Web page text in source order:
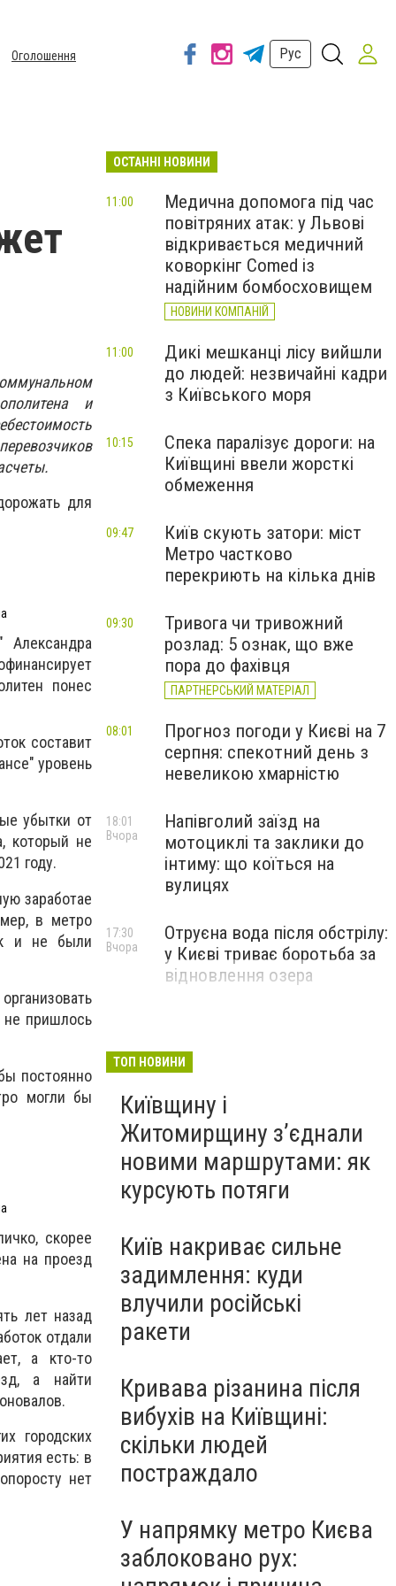
Оголошення
Рус
и
для
Александра
понес
составит
уровень
убытки от
который не
году.
заработае
в метро
и не были
не пришлось
постоянно
могли бы
скорее
на проезд
лет назад
отдали
а кто-то
а найти
городских
есть: в
нет
ОСТАННІ НОВИНИ
Медична допомога під час
повітряних атак: у Львові
відкривається медичний
коворкінг Comed із
надійним бомбосховищем
НОВИНИ КОМПАНІЙ
11:00
Дикі мешканці лісу вийшли
до людей: незвичайні кадри
з Київського моря
11:00
Спека паралізує дороги: на
Київщині ввели жорсткі
обмеження
10:15
Київ скують затори: міст
Метро частково
перекриють на кілька днів
09:47
Тривога чи тривожний
розлад: 5 ознак, що вже
пора до фахівця
ПАРТНЕРСЬКИЙ МАТЕРІАЛ
09:30
Прогноз погоди у Києві на 7
серпня: спекотний день з
невеликою хмарністю
08:01
Напівголий заїзд на
мотоциклі та заклики до
інтиму: що коїться на
вулицях
18:01
Вчора
Отруєна вода після обстрілу:
у Києві триває боротьба за
відновлення озера
17:30
Вчора
ТОП НОВИНИ
Київщину і
Житомирщину з’єднали
новими маршрутами: як
курсують потяги
Київ накриває сильне
задимлення: куди
влучили російські
ракети
Кривава різанина після
вибухів на Київщині:
скільки людей
постраждало
У напрямку метро Києва
заблоковано рух: